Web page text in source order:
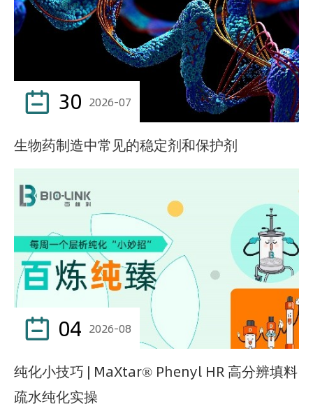
 30 2026-07
生物药制造中常见的稳定剂和保护剂
 04 2026-08
纯化小技巧 | MaXtar® Phenyl HR 高分辨填料
疏水纯化实操